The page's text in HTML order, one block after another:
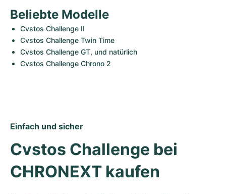
Beliebte Modelle
Cvstos Challenge II
Cvstos Challenge Twin Time
Cvstos Challenge GT, und natürlich
Cvstos Challenge Chrono 2
Einfach und sicher
Cvstos Challenge bei
CHRONEXT kaufen